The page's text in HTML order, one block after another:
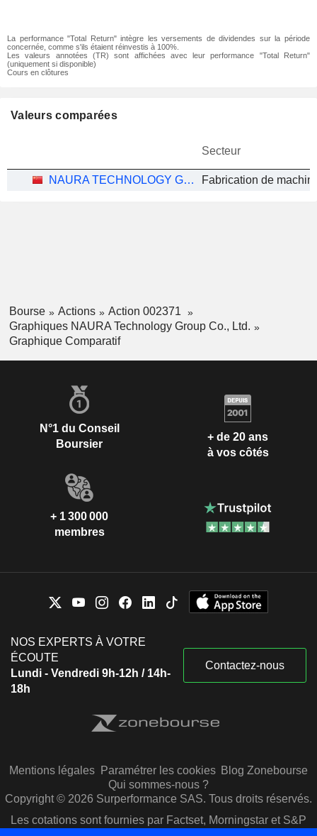
La performance "Total Return" intègre les versements de dividendes sur la période
concernée, comme s'ils étaient réinvestis à 100%.
Les valeurs annotées (TR) sont affichées avec leur performance "Total Return"
(uniquement si disponible)
Cours en clôtures
Valeurs comparées
Secteur
NAURA TECHNOLOGY GROUP CO., LTD.
Bourse Actions
Action 002371
Graphiques NAURA Technology Group Co., Ltd.
Graphique Comparatif
N°1 du Conseil
Boursier
+ de 20 ans
à vos côtés
+ 1 300 000
membres
NOS EXPERTS À VOTRE
ÉCOUTE
Lundi - Vendredi 9h-12h / 14h-
18h
Contactez-nous
Mentions légales Paramétrer les cookies Blog Zonebourse
Qui sommes-nous ?
Copyright © 2026 Surperformance SAS. Tous droits réservés.
Les cotations sont fournies par Factset, Morningstar et S&P